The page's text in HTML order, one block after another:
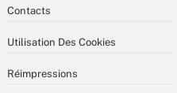
Contacts
Utilisation Des Cookies
Réimpressions